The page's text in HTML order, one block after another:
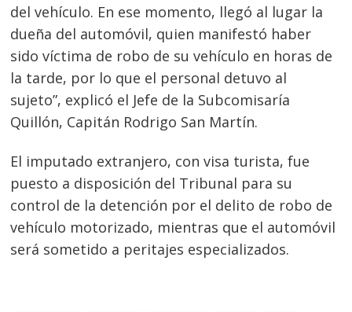
del vehículo. En ese momento, llegó al lugar la
dueña del automóvil, quien manifestó haber
sido víctima de robo de su vehículo en horas de
la tarde, por lo que el personal detuvo al
sujeto”, explicó el Jefe de la Subcomisaría
Quillón, Capitán Rodrigo San Martín.
El imputado extranjero, con visa turista, fue
puesto a disposición del Tribunal para su
control de la detención por el delito de robo de
vehículo motorizado, mientras que el automóvil
será sometido a peritajes especializados.
Navegación
de
entradas